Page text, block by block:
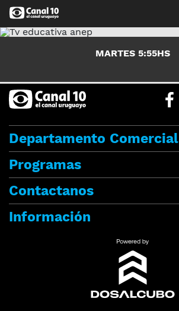
MARTES 5:55HS
Departamento Comercial
Programas
Contactanos
Información